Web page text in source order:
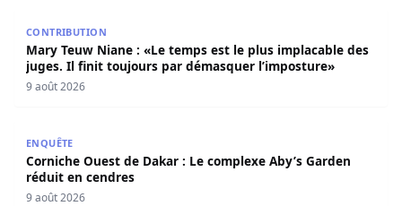
CONTRIBUTION
Mary Teuw Niane : «Le temps est le plus implacable des
juges. Il finit toujours par démasquer l’imposture»
9 août 2026
ENQUÊTE
Corniche Ouest de Dakar : Le complexe Aby’s Garden
réduit en cendres
9 août 2026